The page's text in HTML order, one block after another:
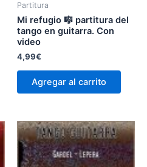
Partitura
Mi refugio 🎼 partitura del
tango en guitarra. Con
video
4,99€
Agregar al carrito